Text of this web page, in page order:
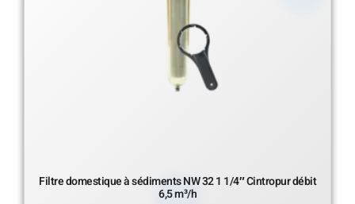
Filtre domestique à sédiments NW 32 1 1/4″ Cintropur débit
6,5 m³/h